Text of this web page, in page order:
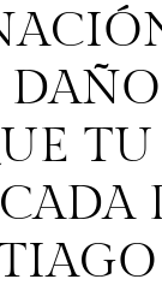
DAÑO
TU